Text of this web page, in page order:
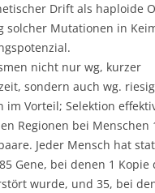
Drift als haploide
solcher Mutationen in
nicht nur wg, kurzer
sondern auch wg.
im Vorteil; Selektion
Regionen bei Menschen
Jeder Mensch hat
Gene, bei denen 1 Kopie
wurde, und 35, bei